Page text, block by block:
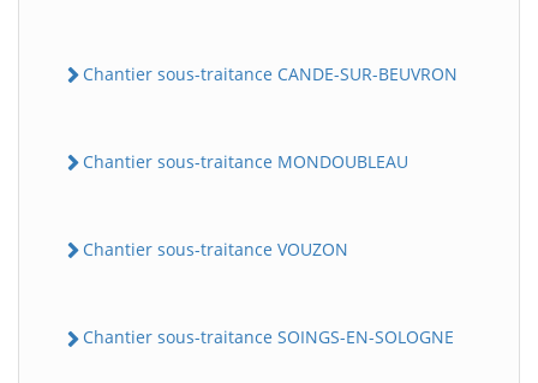
Chantier sous-traitance CANDE-SUR-BEUVRON
Chantier sous-traitance MONDOUBLEAU
Chantier sous-traitance VOUZON
Chantier sous-traitance SOINGS-EN-SOLOGNE